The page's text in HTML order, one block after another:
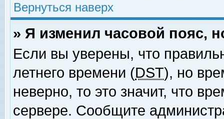
Вернуться наверх
» Я изменил часовой пояс,
Если вы уверены, что
летнего времени (DST), но
неверно, то это значит, что
сервере. Сообщите